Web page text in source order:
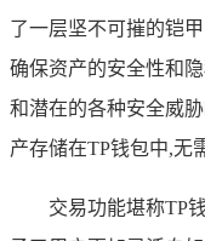
了一层坚不可摧的铠
确保资产的安全性和
和潜在的各种安全威
产存储在TP钱包中,无
交易功能堪称TP